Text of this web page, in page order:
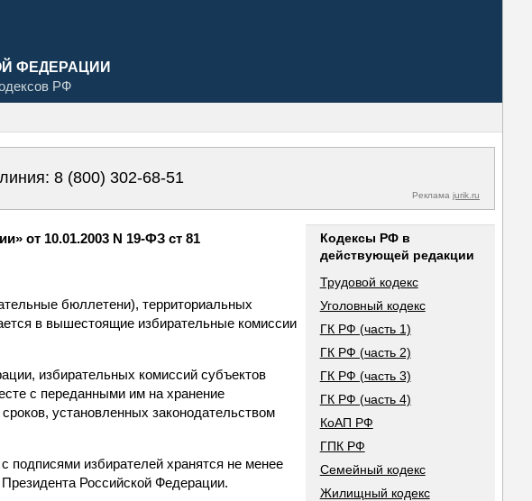
ФЕДЕРАЦИИ
РФ
8 (800) 302-68-51
Реклама jurik.ru
от 10.01.2003 N 19-ФЗ ст 81
бюллетени), территориальных
в вышестоящие избирательные комиссии
избирательных комиссий субъектов
с переданными им на хранение
установленных законодательством
подписями избирателей хранятся не менее
Российской Федерации.
Кодексы РФ в
действующей редакции
Трудовой кодекс
Уголовный кодекс
ГК РФ (часть 1)
ГК РФ (часть 2)
ГК РФ (часть 3)
ГК РФ (часть 4)
КоАП РФ
ГПК РФ
Семейный кодекс
Жилищный кодекс